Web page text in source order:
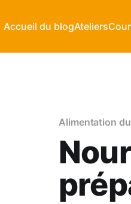
Accueil du blogAteliers
Alimentation